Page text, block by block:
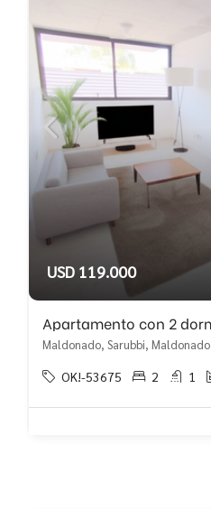
USD 119.000
Maldonado, Sarubbi, Maldonado
OK!-53675 2 1